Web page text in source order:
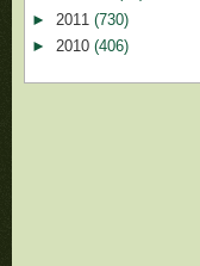
► 2011 (730)
► 2010 (406)